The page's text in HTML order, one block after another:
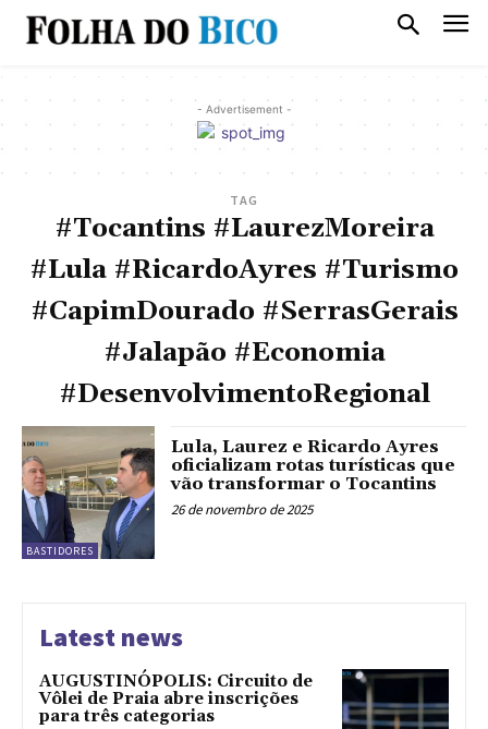
- Advertisement -
TAG
#Tocantins #LaurezMoreira
#Lula #RicardoAyres #Turismo
#CapimDourado #SerrasGerais
#Jalapão #Economia
#DesenvolvimentoRegional
BASTIDORES
Lula, Laurez e Ricardo Ayres
oficializam rotas turísticas que
vão transformar o Tocantins
26 de novembro de 2025
Latest news
AUGUSTINÓPOLIS: Circuito de
Vôlei de Praia abre inscrições
para três categorias